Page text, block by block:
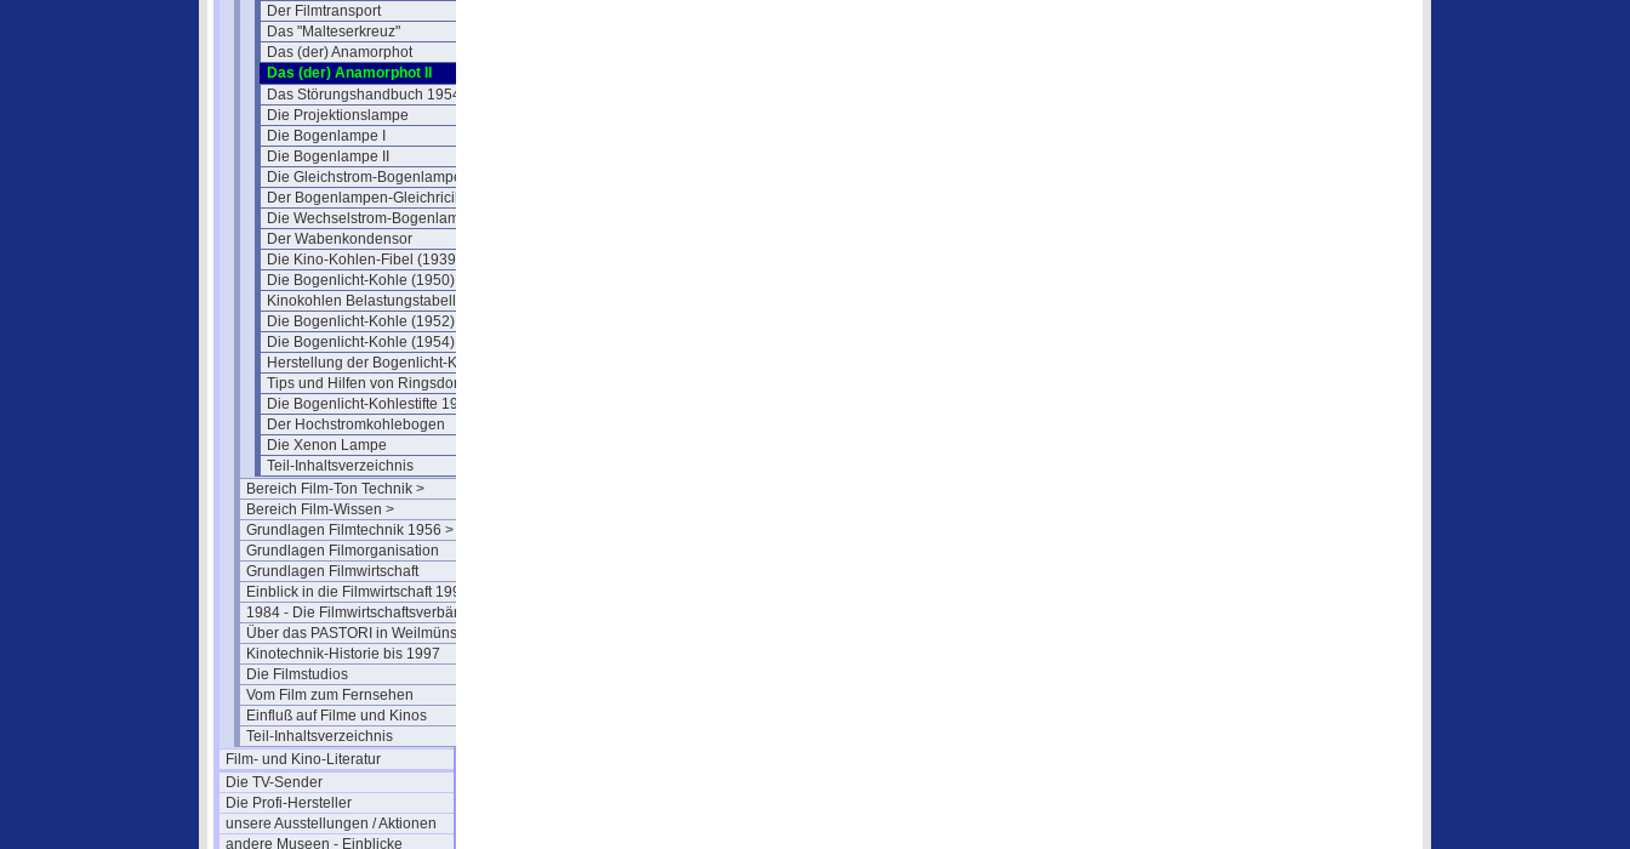
Der Filmtransport
Das "Malteserkreuz"
Das (der) Anamorphot
Das (der) Anamorphot II
Das Störungshandbuch 1954
Die Projektionslampe
Die Bogenlampe I
Die Bogenlampe II
Die Gleichstrom-Bogenlampe
Der Bogenlampen-Gleichricihter
Die Wechselstrom-Bogenlampe
Der Wabenkondensor
Die Kino-Kohlen-Fibel (1939)
Die Bogenlicht-Kohle (1950)
Kinokohlen Belastungstabelle 1951
Die Bogenlicht-Kohle (1952)
Die Bogenlicht-Kohle (1954)
Herstellung der Bogenlicht-Kohle
Tips und Hilfen von Ringsdorff
Die Bogenlicht-Kohlestifte 1961
Der Hochstromkohlebogen
Die Xenon Lampe
Teil-Inhaltsverzeichnis
Bereich Film-Ton Technik >
Bereich Film-Wissen >
Grundlagen Filmtechnik 1956 >
Grundlagen Filmorganisation
Grundlagen Filmwirtschaft
Einblick in die Filmwirtschaft 1994
1984 - Die Filmwirtschaftsverbände
Über das PASTORI in Weilmünster
Kinotechnik-Historie bis 1997
Die Filmstudios
Vom Film zum Fernsehen
Einfluß auf Filme und Kinos
Teil-Inhaltsverzeichnis
Film- und Kino-Literatur
Die TV-Sender
Die Profi-Hersteller
unsere Ausstellungen / Aktionen
andere Museen - Einblicke